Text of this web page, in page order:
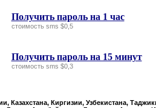
Получить пароль на 1 час
стоимость sms $0,5
Получить пароль на 15 минут
стоимость sms $0,3
Казахстана, Киргизии, Узбекистана,